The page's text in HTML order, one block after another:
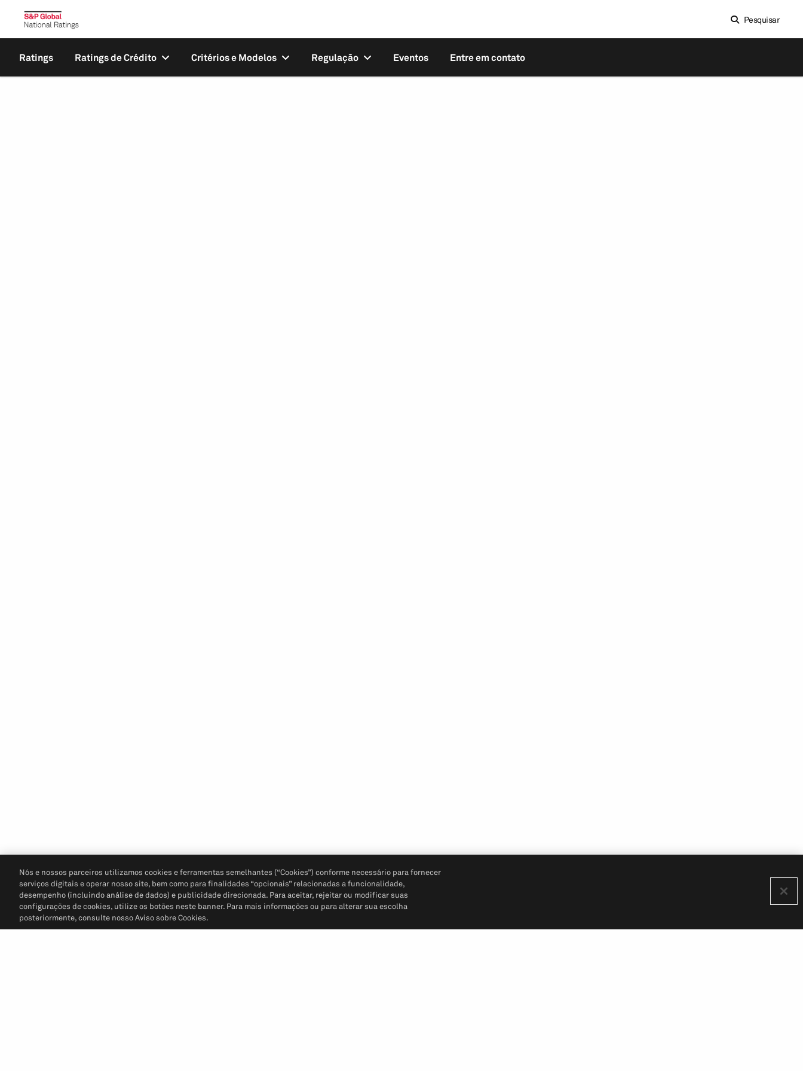
Pesquisar
Ratings Ratings de Crédito Critérios e Modelos Regulação Eventos Entre em contato
Nós e nossos parceiros utilizamos cookies e ferramentas semelhantes (“Cookies”) conforme necessário para fornecer
serviços digitais e operar nosso site, bem como para finalidades “opcionais” relacionadas a funcionalidade,
desempenho (incluindo análise de dados) e publicidade direcionada. Para aceitar, rejeitar ou modificar suas
configurações de cookies, utilize os botões neste banner. Para mais informações ou para alterar sua escolha
posteriormente, consulte nosso Aviso sobre Cookies.